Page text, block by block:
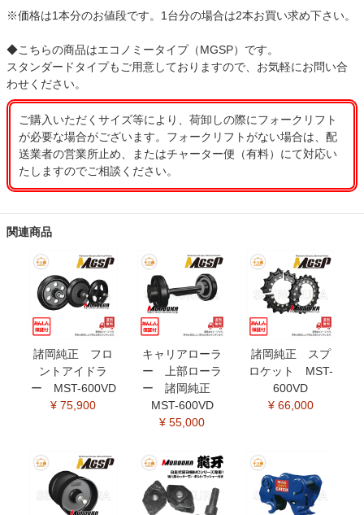
※価格は1本分のお値段です。1台分の場合は2本お買い求め下さい。
◆こちらの商品はエコノミータイプ（MGSP）です。
スタンダードタイプもご用意しておりますので、お気軽にお問い合
わせください。
ご購入いただくサイズ等により、荷卸しの際にフォークリフト
が必要な場合がございます。フォークリフトがない場合は、配
送業者の営業所止め、またはチャーター便（有料）にて対応い
たしますのでご相談ください。
関連商品
諸岡純正 フロ
ントアイドラ
ー MST-600VD
¥ 75,900
キャリアローラ
ー 上部ローラ
ー 諸岡純正
MST-600VD
¥ 55,000
諸岡純正 スプ
ロケット MST-
600VD
¥ 66,000